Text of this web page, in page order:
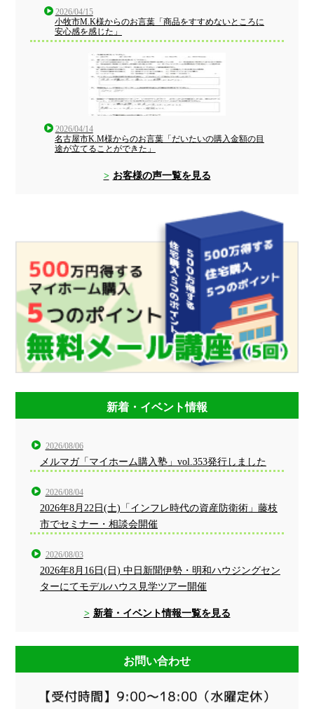
2026/04/15
小牧市M.K様からのお言葉「商品をすすめないところに
安心感を感じた」
2026/04/14
名古屋市K.M様からのお言葉「だいたいの購入金額の目
途が立てることができた」
お客様の声一覧を見る
新着・イベント情報
2026/08/06
メルマガ「マイホーム購入塾」vol.353発行しました
2026/08/04
2026年8月22日(土)「インフレ時代の資産防衛術」藤枝
市でセミナー・相談会開催
2026/08/03
2026年8月16日(日) 中日新聞伊勢・明和ハウジングセン
ターにてモデルハウス見学ツアー開催
新着・イベント情報一覧を見る
お問い合わせ